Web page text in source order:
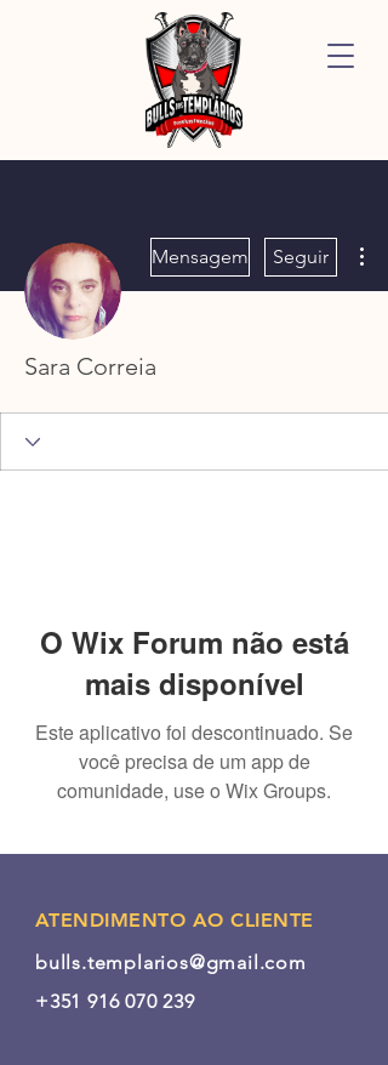
Mensagem Seguir
Sara Correia
O Wix Forum não está
mais disponível
Este aplicativo foi descontinuado. Se
você precisa de um app de
comunidade, use o Wix Groups.
ATENDIMENTO AO CLIENTE
bulls.templarios@gmail.com
+351 916 070 239